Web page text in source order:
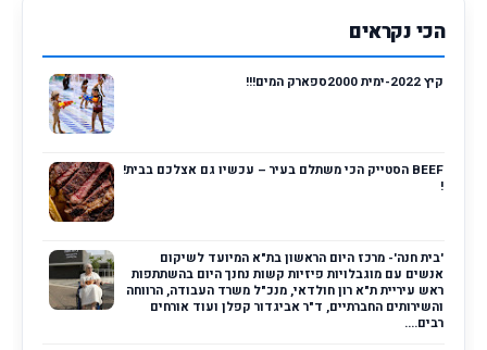
הכי נקראים
קיץ 2022-ימית 2000ספארק המים!!!
BEEF הסטייק הכי משתלם בעיר – עכשיו גם אצלכם בבית!
!
'בית חנה'- מרכז היום הראשון בת"א המיועד לשיקום
אנשים עם מוגבלויות פיזיות קשות נחנך היום בהשתתפות
ראש עיריית ת"א רון חולדאי, מנכ"ל משרד העבודה, הרווחה
והשירותים החברתיים, ד"ר אביגדור קפלן ועוד אורחים
רבים....